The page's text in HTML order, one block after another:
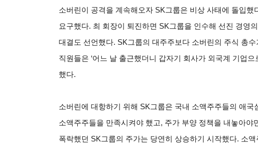
소버린이 공격을 계속해오자 SK그룹은 비상 사태에 돌입
요구했다. 최 회장이 퇴진하면 SK그룹을 인수해 선진 경영
대결도 선언했다. SK그룹의 대주주보다 소버린의 주식 총
직원들은 ‘어느 날 출근했더니 갑자기 회사가 외국계 기업
했다.
소버린에 대항하기 위해 SK그룹은 국내 소액주주들의 애국
소액주주들을 만족시켜야 했고, 주가 부양 정책을 내놓아야
폭락했던 SK그룹의 주가는 당연히 상승하기 시작했다. 소